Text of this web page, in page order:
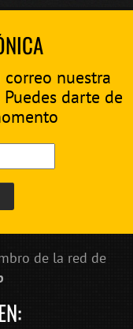
nuestra
darte de
de la red de